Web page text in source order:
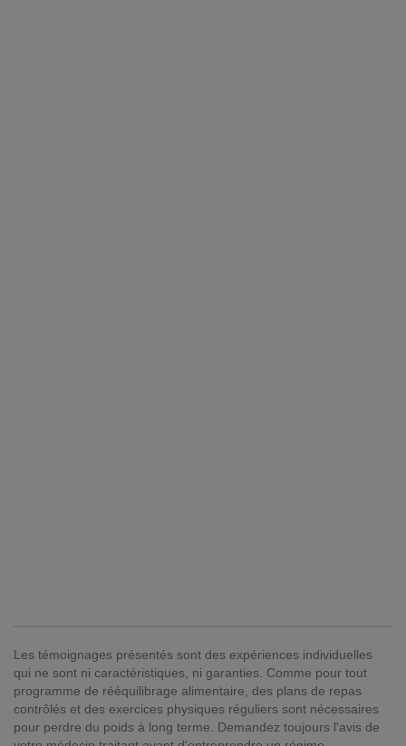
Les témoignages présentés sont des expériences individuelles
qui ne sont ni caractéristiques, ni garanties. Comme pour tout
programme de rééquilibrage alimentaire, des plans de repas
contrôlés et des exercices physiques réguliers sont nécessaires
pour perdre du poids à long terme. Demandez toujours l'avis de